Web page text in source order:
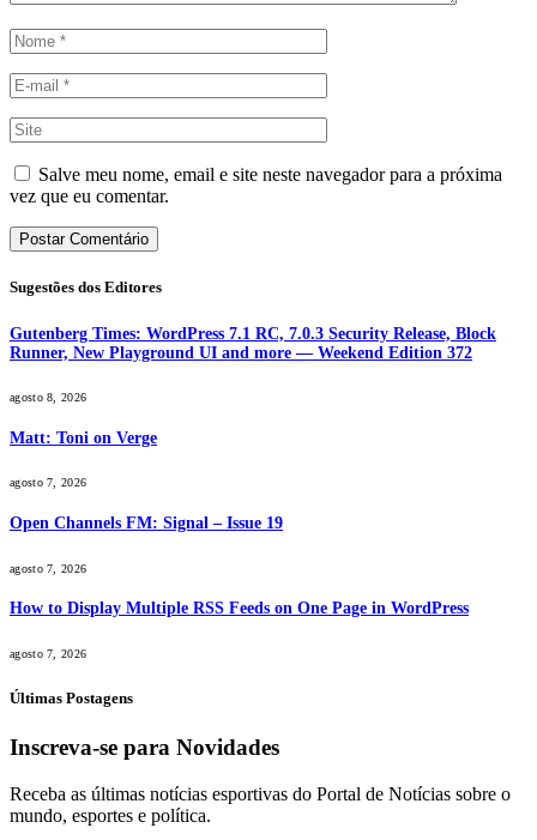
Salve meu nome, email e site neste navegador para a próxima
vez que eu comentar.
Sugestões dos Editores
Gutenberg Times: WordPress 7.1 RC, 7.0.3 Security Release, Block
Runner, New Playground UI and more — Weekend Edition 372
agosto 8, 2026
Matt: Toni on Verge
agosto 7, 2026
Open Channels FM: Signal – Issue 19
agosto 7, 2026
How to Display Multiple RSS Feeds on One Page in WordPress
agosto 7, 2026
Últimas Postagens
Inscreva-se para Novidades
Receba as últimas notícias esportivas do Portal de Notícias sobre o
mundo, esportes e política.